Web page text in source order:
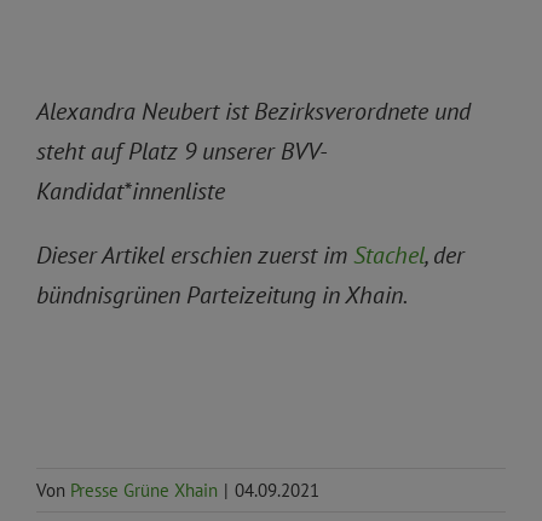
Alexandra Neubert ist Bezirksverordnete und
steht auf Platz 9 unserer BVV-
Kandidat*innenliste
Dieser Artikel erschien zuerst imStachel, der
bündnisgrünen Parteizeitung in Xhain.
Von Presse Grüne Xhain | 04.09.2021